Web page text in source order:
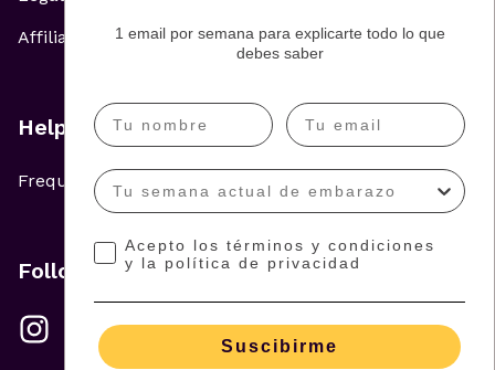
Affiliate and Advertising Policy
Help
Frequently Asked Questions
Follow us
1 email por semana para explicarte todo lo que
debes saber
Acepto los términos y condiciones
y la política de privacidad
Suscibirme